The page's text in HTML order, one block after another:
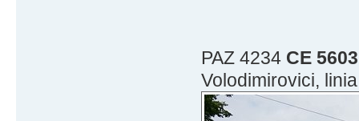
PAZ 4234 CE
Volodimirovici,